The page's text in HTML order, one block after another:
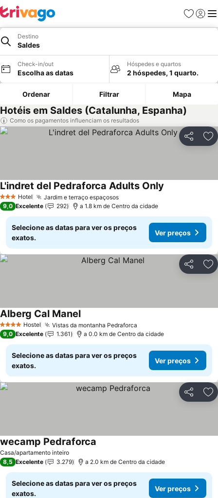
Favoritos
Iniciar
Destino
Saldes
Check-in/out
Escolha as datas
Hóspedes e quartos
2 hóspedes, 1 quarto.
Ordenar Filtrar Mapa
Hotéis em Saldes (Catalunha, Espanha)
Como os pagamentos influenciam os resultados
Partilhar
3 EstrelasHotel Jardim e terraço espaçosos
L'indret del Pedraforca Adults Only
9,0 Excelente 292 a 1.8 km de Centro da cidade
Selecione as datas para ver os preços
exatos.
Ver preços
Partilhar
4 EstrelasHostel Vistas da montanha Pedraforca
Alberg Cal Manel
9,0 Excelente 1.361 a 0.0 km de Centro da cidade
Selecione as datas para ver os preços
exatos.
Ver preços
Partilhar
Casa/apartamento inteiro
wecamp Pedraforca
8,5 Excelente 3.279 a 2.0 km de Centro da cidade
Selecione as datas para ver os preços
exatos.
Ver preços